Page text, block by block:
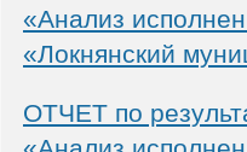
«Анализ
«Локнянский
ОТЧЕТ по